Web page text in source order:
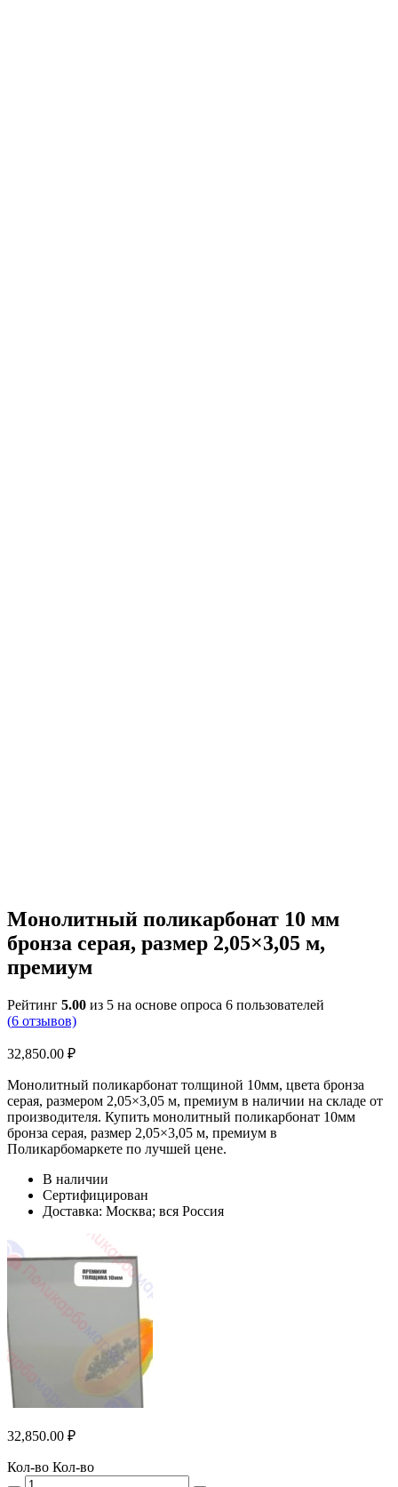
Монолитный поликарбонат 10 мм
бронза серая, размер 2,05×3,05 м,
премиум
Рейтинг 5.00 из 5 на основе опроса 6 пользователей
(6 отзывов)
32,850.00 ₽
Монолитный поликарбонат толщиной 10мм, цвета бронза
серая, размером 2,05×3,05 м, премиум в наличии на складе от
производителя. Купить монолитный поликарбонат 10мм
бронза серая, размер 2,05×3,05 м, премиум в
Поликарбомаркете по лучшей цене.
В наличии
Сертифицирован
Доставка: Москва; вся Россия
32,850.00 ₽
Кол-во Кол-во